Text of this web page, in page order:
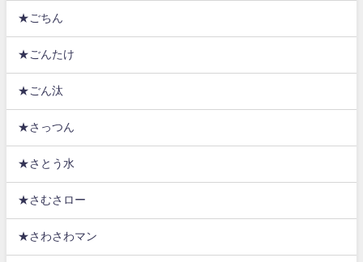
★ごちん
★ごんたけ
★ごん汰
★さっつん
★さとう水
★さむさロー
★さわさわマン